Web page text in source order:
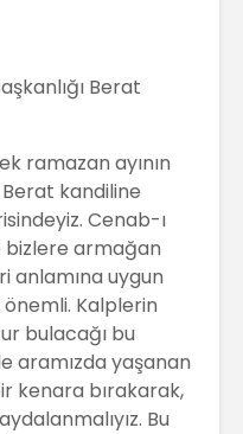
Berat
ramazan ayının
kandiline
Cenab-ı
bizlere armağan
anlamına uygun
Kalplerin
bulacağı bu
aramızda yaşanan
kenara bırakarak,
Bu